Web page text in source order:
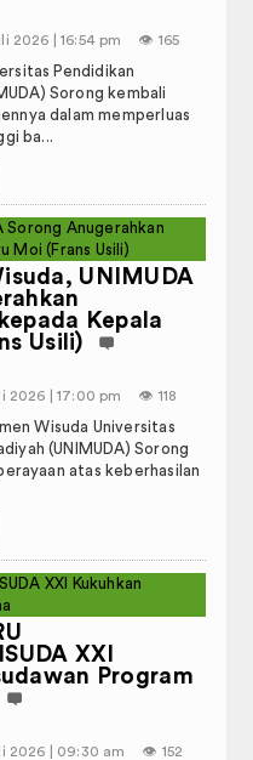
2026 | 16:54 pm 👁️ 165
Pendidikan
Sorong kembali
dalam memperluas
ba...
UNIMUDA
Kepala
Usili)
2026 | 17:00 pm 👁️ 118
Wisuda Universitas
(UNIMUDA) Sorong
atas keberhasilan
XXI
Program
2026 | 09:30 am 👁️ 152